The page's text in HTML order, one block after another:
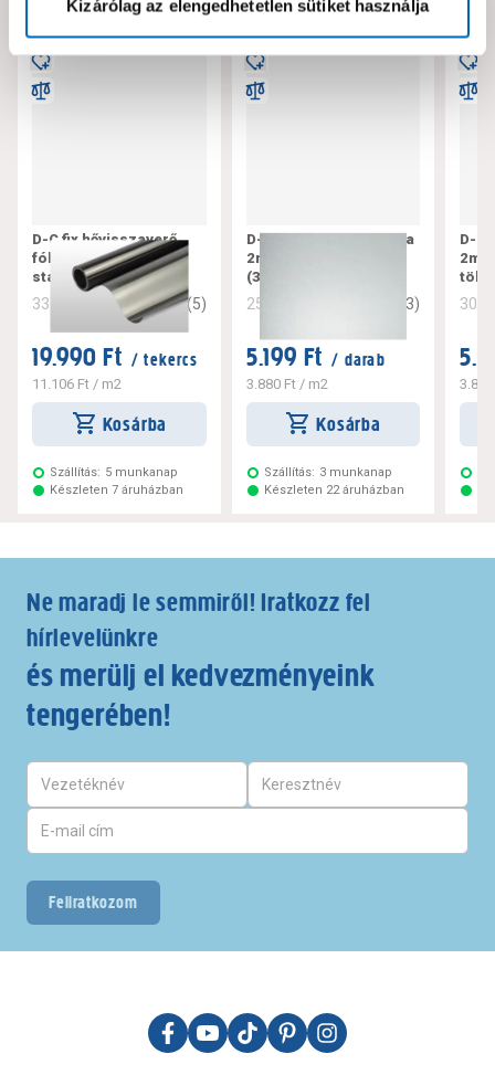
Kizárólag az elengedhetetlen sütiket használja
D-C fix hővisszaverő
fólia 2m x 0,90 m
statikus
336995 3.4 (5)
19.990 Ft / tekercs
11.106 Ft / m2
Kosárba
Szállítás: 5 munkanap
Készleten 7 áruházban
D-C-fix öntapadós fólia
2mx0,67m átlátszó tej
(346-8052)
256956 3)
5.199 Ft / darab
3.880 Ft/ m2
Kosárba
Szállítás: 3 munkanap
Készleten 22 áruházban
D-
Ne maradj le semmiről! Iratkozz fel
hírlevelünkre
és merülj el kedvezményeink
tengerében!
Feliratkozom